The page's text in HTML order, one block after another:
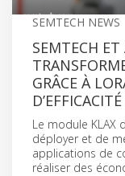
SEMTECH NEWS
SEMTECH
GRÂCE À
Le module KLAX
déployer et de
applications de
réaliser des